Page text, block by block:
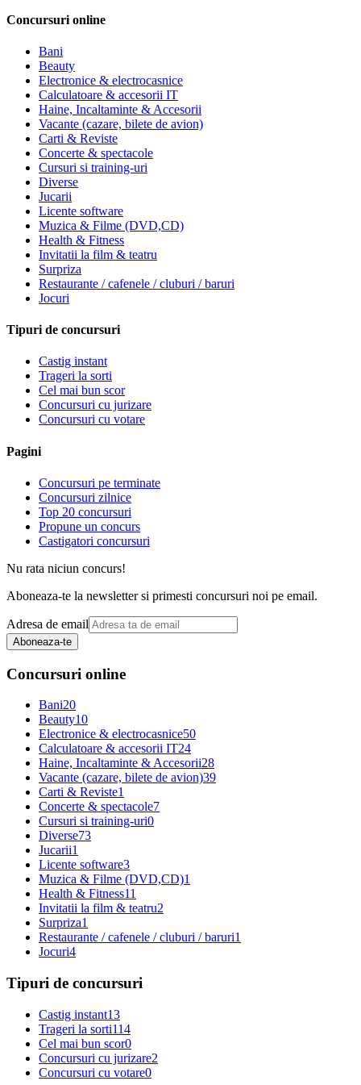
Concursuri online
Bani
Beauty
Electronice & electrocasnice
Calculatoare & accesorii IT
Haine, Incaltaminte & Accesorii
Vacante (cazare, bilete de avion)
Carti & Reviste
Concerte & spectacole
Cursuri si training-uri
Diverse
Jucarii
Licente software
Muzica & Filme (DVD,CD)
Health & Fitness
Invitatii la film & teatru
Surpriza
Restaurante / cafenele / cluburi / baruri
Jocuri
Tipuri de concursuri
Castig instant
Trageri la sorti
Cel mai bun scor
Concursuri cu jurizare
Concursuri cu votare
Pagini
Concursuri pe terminate
Concursuri zilnice
Top 20 concursuri
Propune un concurs
Castigatori concursuri
Nu rata niciun concurs!
Aboneaza-te la newsletter si primesti concursuri noi pe email.
Adresa de email
Aboneaza-te
Concursuri online
Bani20
Beauty10
Electronice & electrocasnice50
Calculatoare & accesorii IT24
Haine, Incaltaminte & Accesorii28
Vacante (cazare, bilete de avion)39
Carti & Reviste1
Concerte & spectacole7
Cursuri si training-uri0
Diverse73
Jucarii1
Licente software3
Muzica & Filme (DVD,CD)1
Health & Fitness11
Invitatii la film & teatru2
Surpriza1
Restaurante / cafenele / cluburi / baruri1
Jocuri4
Tipuri de concursuri
Castig instant13
Trageri la sorti114
Cel mai bun scor0
Concursuri cu jurizare2
Concursuri cu votare0